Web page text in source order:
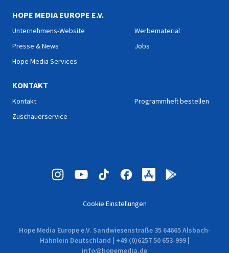
HOPE MEDIA EUROPE E.V.
Unternehmens-Website
Presse & News
Hope Media Services
Werbematerial
Jobs
KONTAKT
Kontakt
Zuschauerservice
Programmheft bestellen
Cookie Einstellungen
Hope Media Europe e.V. Sandwiesenstraße 35 64665 Alsbach-
Hähnlein Deutschland | +49 (0)6257 50 653-999 |
info@hopemedia.de